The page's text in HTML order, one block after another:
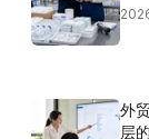
外
层